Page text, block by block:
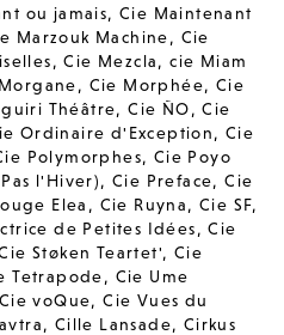
ou jamais,Cie Maintenant
Marzouk Machine, Cie
,Cie Mezcla,cie Miam
, Cie Morphée, Cie
Théâtre,Cie ÑO,Cie
Ordinaire d'Exception,Cie
Polymorphes, Cie Poyo
l'Hiver),Cie Preface,Cie
Elea , Cie Ruyna,Cie SF,
de Petites Idées,Cie
Støken Teartet', Cie
Tetrapode, Cie Ume
Cie voQue,Cie Vues du
, Cille Lansade, Cirkus